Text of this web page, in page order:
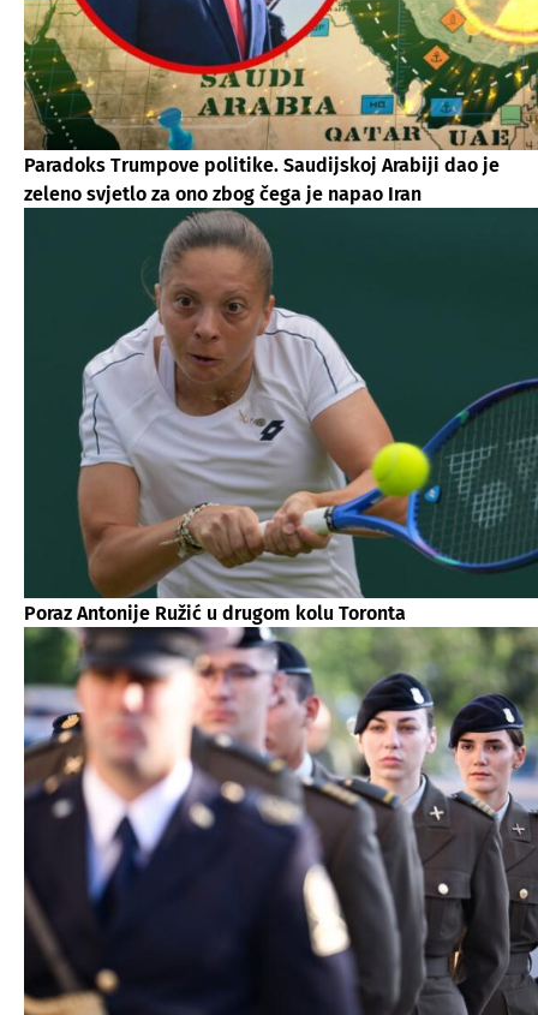
Paradoks Trumpove politike. Saudijskoj Arabiji dao je
zeleno svjetlo za ono zbog čega je napao Iran
Poraz Antonije Ružić u drugom kolu Toronta